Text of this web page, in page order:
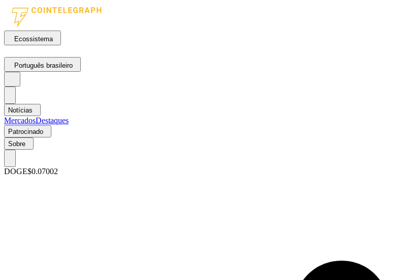
Ecossistema
Português brasileiro
Notícias
MercadosDestaques
Patrocinado
Sobre
DOGE$0.07002